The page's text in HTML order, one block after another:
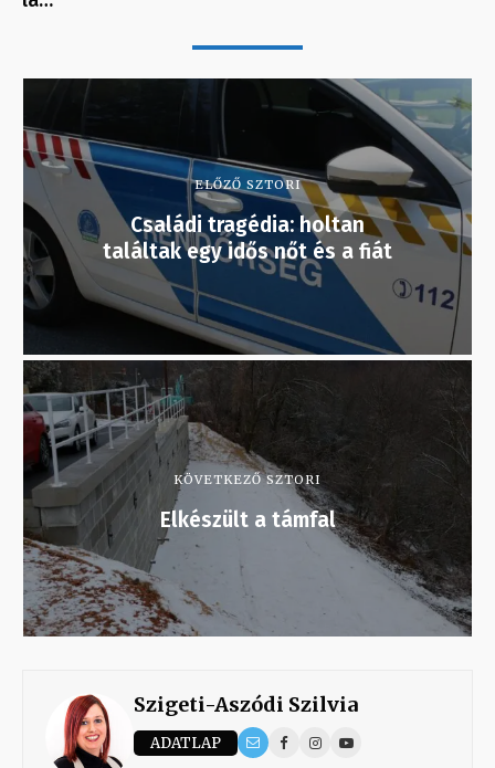
ELŐZŐ SZTORI
Családi tragédia: holtan
találtak egy idős nőt és a fiát
KÖVETKEZŐ SZTORI
Elkészült a támfal
Szigeti-Aszódi Szilvia
ADATLAP